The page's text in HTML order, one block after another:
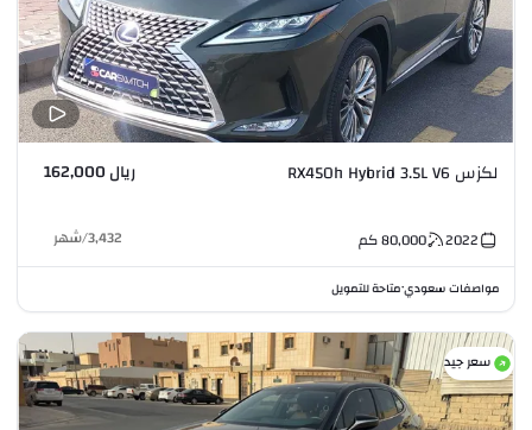
لكزس RX450h Hybrid 3.5L V6 ريال 162,000
2022
80,000كم 3,432
/شهر
مواصفات سعودي•متاحة للتمويل
سعر جيد